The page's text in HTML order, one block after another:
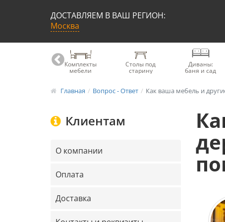
ДОСТАВЛЯЕМ В ВАШ РЕГИОН:
Москва
Комплекты
мебели
Столы под
старину
Диваны:
баня и сад
Главная Вопрос - Ответ Как ваша мебель и другие
Клиентам
О компании
Оплата
Доставка